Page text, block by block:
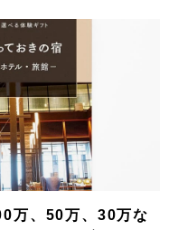
万、50万、30万な